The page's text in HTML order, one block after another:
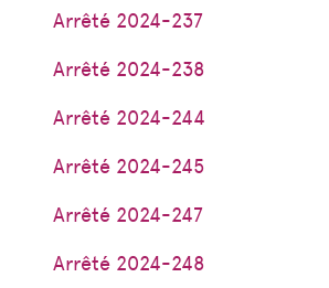
Arrêté 2024-237
Arrêté 2024-238
Arrêté 2024-244
Arrêté 2024-245
Arrêté 2024-247
Arrêté 2024-248